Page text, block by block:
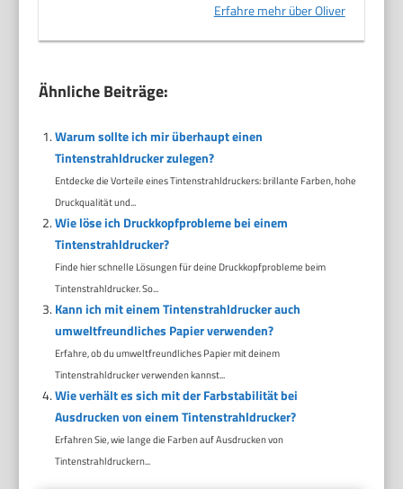
Erfahre mehr über Oliver
Ähnliche Beiträge:
Warum sollte ich mir überhaupt einen
Tintenstrahldrucker zulegen?
Entdecke die Vorteile eines Tintenstrahldruckers: brillante Farben, hohe
Druckqualität und...
Wie löse ich Druckkopfprobleme bei einem
Tintenstrahldrucker?
Finde hier schnelle Lösungen für deine Druckkopfprobleme beim
Tintenstrahldrucker. So...
Kann ich mit einem Tintenstrahldrucker auch
umweltfreundliches Papier verwenden?
Erfahre, ob du umweltfreundliches Papier mit deinem
Tintenstrahldrucker verwenden kannst...
Wie verhält es sich mit der Farbstabilität bei
Ausdrucken von einem Tintenstrahldrucker?
Erfahren Sie, wie lange die Farben auf Ausdrucken von
Tintenstrahldruckern...